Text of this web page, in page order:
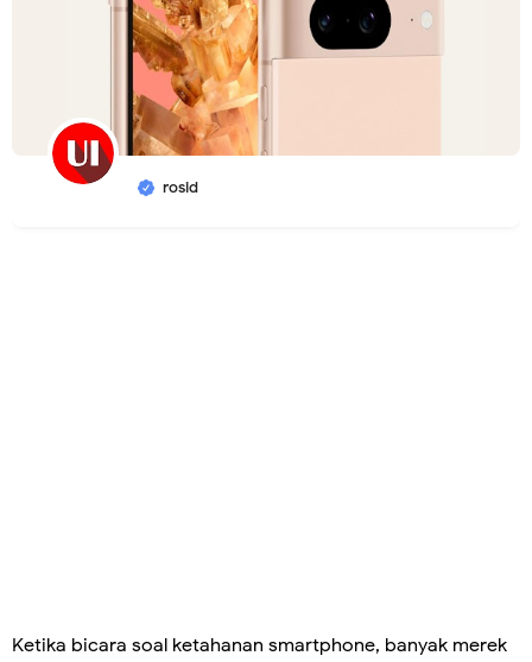
rosid
Ketika bicara soal ketahanan smartphone, banyak merek